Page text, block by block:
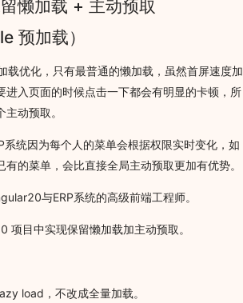
懒加载 + 主动预取
预加载）
载优化，只有最普通的懒加载，虽然首屏速度加
进入页面的时候点击一下都会有明显的卡顿，所
动预取。
系统因为每个人的菜单会根据权限实时变化，如
有的菜单，会比直接全局主动预取更加有优势。
与ERP系统的高级前端工程师。
项目中实现保留懒加载加主动预取。
load，不改成全量加载。